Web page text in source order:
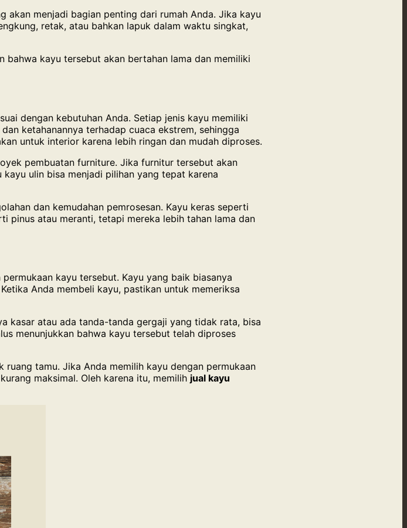
akan menjadi bagian penting dari rumah Anda. Jika kayu
retak, atau bahkan lapuk dalam waktu singkat,
bahwa kayu tersebut akan bertahan lama dan memiliki
dengan kebutuhan Anda. Setiap jenis kayu memiliki
ketahanannya terhadap cuaca ekstrem, sehingga
untuk interior karena lebih ringan dan mudah diproses.
pembuatan furniture. Jika furnitur tersebut akan
ulin bisa menjadi pilihan yang tepat karena
dan kemudahan pemrosesan. Kayu keras seperti
pinus atau meranti, tetapi mereka lebih tahan lama dan
kayu tersebut. Kayu yang baik biasanya
Anda membeli kayu, pastikan untuk memeriksa
kasar atau ada tanda-tanda gergaji yang tidak rata, bisa
menunjukkan bahwa kayu tersebut telah diproses
tamu. Jika Anda memilih kayu dengan permukaan
maksimal. Oleh karena itu, memilih jual kayu